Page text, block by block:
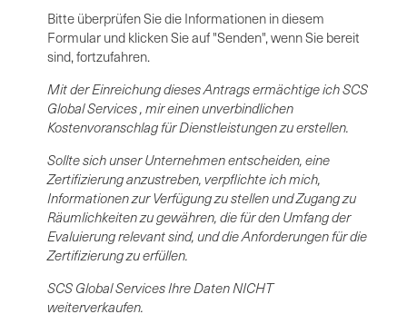
Bitte überprüfen Sie die Informationen in diesem
Formular und klicken Sie auf "Senden", wenn Sie bereit
sind, fortzufahren.
Mit der Einreichung dieses Antrags ermächtige ich SCS
Global Services , mir einen unverbindlichen
Kostenvoranschlag für Dienstleistungen zu erstellen.
Sollte sich unser Unternehmen entscheiden, eine
Zertifizierung anzustreben, verpflichte ich mich,
Informationen zur Verfügung zu stellen und Zugang zu
Räumlichkeiten zu gewähren, die für den Umfang der
Evaluierung relevant sind, und die Anforderungen für die
Zertifizierung zu erfüllen.
SCS Global Services Ihre Daten NICHT
weiterverkaufen.